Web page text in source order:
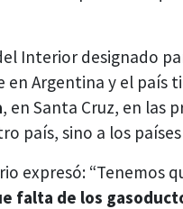
Interior designado
en Argentina y el país
, en Santa Cruz, en las
país, sino a los países
expresó: “Tenemos
falta de los